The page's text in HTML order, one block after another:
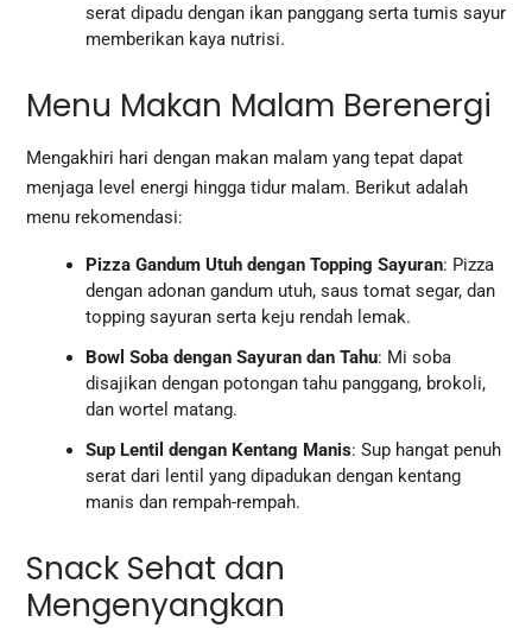
serat dipadu dengan ikan panggang serta tumis sayur
memberikan kaya nutrisi.
Menu Makan Malam Berenergi
Mengakhiri hari dengan makan malam yang tepat dapat
menjaga level energi hingga tidur malam. Berikut adalah
menu rekomendasi:
Pizza Gandum Utuh dengan Topping Sayuran: Pizza
dengan adonan gandum utuh, saus tomat segar, dan
topping sayuran serta keju rendah lemak.
Bowl Soba dengan Sayuran dan Tahu: Mi soba
disajikan dengan potongan tahu panggang, brokoli,
dan wortel matang.
Sup Lentil dengan Kentang Manis: Sup hangat penuh
serat dari lentil yang dipadukan dengan kentang
manis dan rempah-rempah.
Snack Sehat dan
Mengenyangkan